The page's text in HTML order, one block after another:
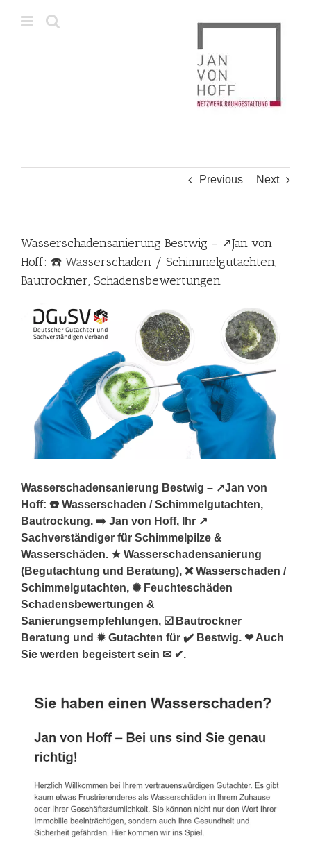
Previous Next
Wasserschadensanierung Bestwig – ↗️Jan von
Hoff: ☎️ Wasserschaden / Schimmelgutachten,
Bautrockner, Schadensbewertungen
Wasserschadensanierung Bestwig – ↗️Jan von
Hoff: ☎️ Wasserschaden / Schimmelgutachten,
Bautrockung. ➡️ Jan von Hoff, Ihr ↗️
Sachverständiger für Schimmelpilze &
Wasserschäden. ★ Wasserschadensanierung
(Begutachtung und Beratung), ❌ Wasserschaden /
Schimmelgutachten, ✺ Feuchteschäden
Schadensbewertungen &
Sanierungsempfehlungen, ☑️ Bautrockner
Beratung und ✹ Gutachten für ✔️ Bestwig. ❤ Auch
Sie werden begeistert sein ✉ ✔.